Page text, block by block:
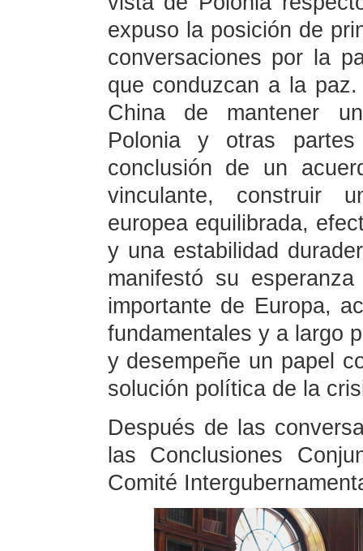
expuso la posición de
conversaciones por la
que conduzcan a la
China de mantener
Polonia y otras
conclusión de un
vinculante, construir
europea equilibrada,
y una estabilidad
manifestó su
importante de Europa,
fundamentales y a largo
y desempeñe un papel
solución política de la
Después de las
las Conclusiones
Comité